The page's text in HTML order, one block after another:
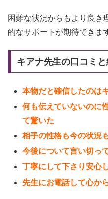
困難な状況からもより良き
的なサポートが期待できま
キアナ先生の口コミと
本物だと確信したのは
何も伝えていないのに
て驚いた
相手の性格も今の状況
今後について言い切っ
丁寧にして下さり安心
先生にお電話して心か